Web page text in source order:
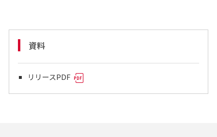
資料
リリースPDF